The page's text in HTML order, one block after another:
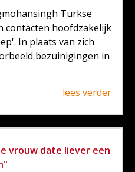
Turkse
contacten hoofdzakelijk
In plaats van zich
bezuinigingen in
lees verder
vrouw date liever een